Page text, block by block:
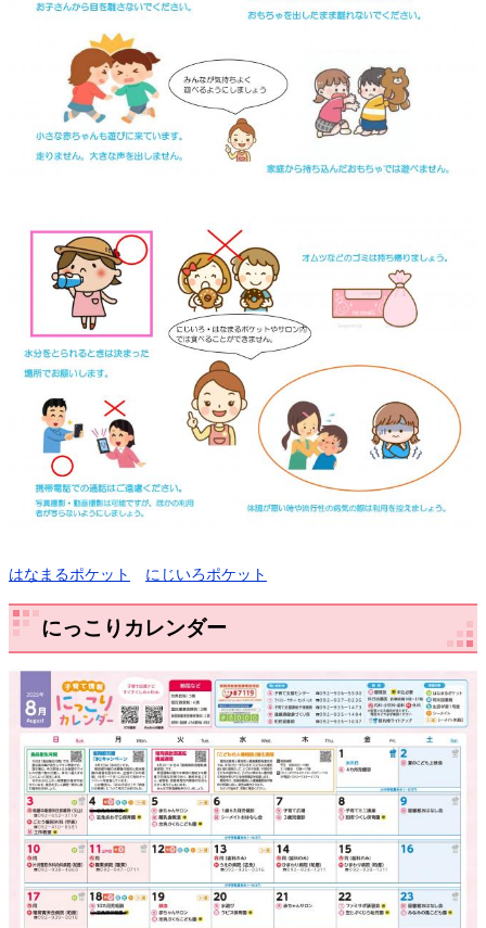
はなまるポケット にじいろポケット
にっこりカレンダー